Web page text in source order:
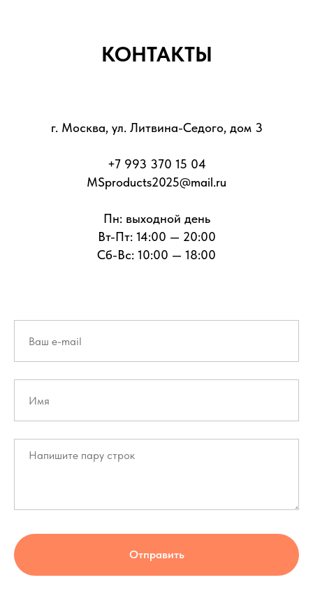
КОНТАКТЫ
г. Москва, ул. Литвина-Седого, дом 3
+7 993 370 15 04
MSproducts2025@mail.ru
Пн: выходной день
Вт-Пт: 14:00 — 20:00
Сб-Вс: 10:00 — 18:00
Отправить